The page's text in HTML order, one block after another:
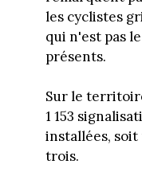
les cyclistes
qui n'est pas
présents.
Sur le
1 153
installées,
trois.